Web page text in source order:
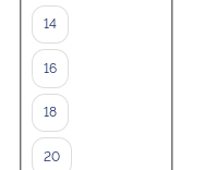
14
16
18
20